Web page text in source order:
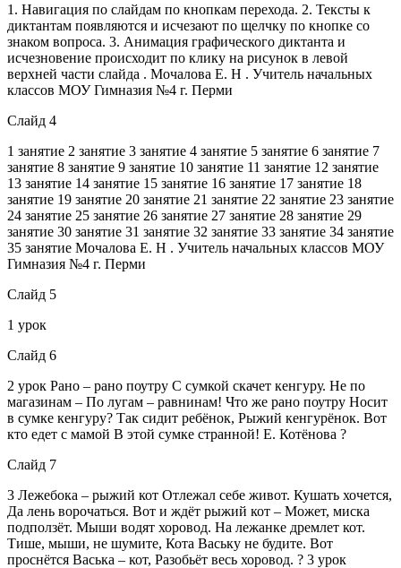
1. Навигация по слайдам по кнопкам перехода. 2. Тексты к
диктантам появляются и исчезают по щелчку по кнопке со
знаком вопроса. 3. Анимация графического диктанта и
исчезновение происходит по клику на рисунок в левой
верхней части слайда . Мочалова Е. Н . Учитель начальных
классов МОУ Гимназия №4 г. Перми
Слайд 4
1 занятие 2 занятие 3 занятие 4 занятие 5 занятие 6 занятие 7
занятие 8 занятие 9 занятие 10 занятие 11 занятие 12 занятие
13 занятие 14 занятие 15 занятие 16 занятие 17 занятие 18
занятие 19 занятие 20 занятие 21 занятие 22 занятие 23 занятие
24 занятие 25 занятие 26 занятие 27 занятие 28 занятие 29
занятие 30 занятие 31 занятие 32 занятие 33 занятие 34 занятие
35 занятие Мочалова Е. Н . Учитель начальных классов МОУ
Гимназия №4 г. Перми
Слайд 5
1 урок
Слайд 6
2 урок Рано – рано поутру С сумкой скачет кенгуру. Не по
магазинам – По лугам – равнинам! Что же рано поутру Носит
в сумке кенгуру? Так сидит ребёнок, Рыжий кенгурёнок. Вот
кто едет с мамой В этой сумке странной! Е. Котёнова ?
Слайд 7
3 Лежебока – рыжий кот Отлежал себе живот. Кушать хочется,
Да лень ворочаться. Вот и ждёт рыжий кот – Может, миска
подползёт. Мыши водят хоровод. На лежанке дремлет кот.
Тише, мыши, не шумите, Кота Ваську не будите. Вот
проснётся Васька – кот, Разобьёт весь хоровод. ? 3 урок